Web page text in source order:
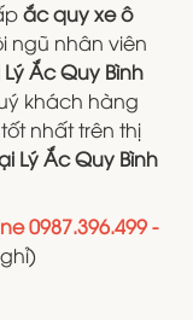
ắc quy xe ô
ngũ nhân viên
Ắc Quy Bình
khách hàng
nhất trên thị
Lý Ắc Quy Bình
0987.396.499 -